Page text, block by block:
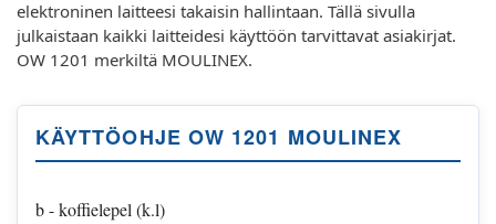
elektroninen laitteesi takaisin hallintaan. Tällä sivulla
julkaistaan kaikki laitteidesi käyttöön tarvittavat asiakirjat.
OW 1201 merkiltä MOULINEX.
KÄYTTÖOHJE OW 1201 MOULINEX
b - koffielepel (k.l)